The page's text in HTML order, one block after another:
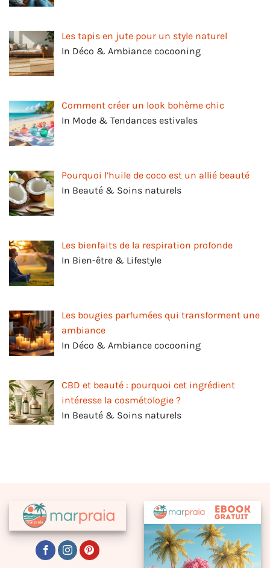
Les tapis en jute pour un style naturel
In Déco & Ambiance cocooning
Comment créer un look bohème chic
In Mode & Tendances estivales
Pourquoi l’huile de coco est un allié beauté
In Beauté & Soins naturels
Les bienfaits de la respiration profonde
In Bien-être & Lifestyle
Les bougies parfumées qui transforment une
ambiance
In Déco & Ambiance cocooning
CBD et beauté : pourquoi cet ingrédient
intéresse la cosmétologie ?
In Beauté & Soins naturels